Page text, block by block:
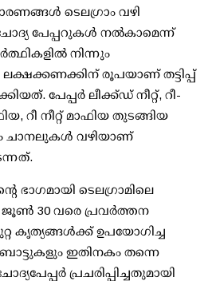
ടെലഗ്രാം വഴി
പേപ്പറുകള്‍ നല്‍കാമെന്ന്
നിന്നും
ലക്ഷക്കണക്കിന് രൂപയാണ് തട്ടിപ്പ്
പേപ്പര്‍ ലീക്ക്ഡ് നീറ്റ്, റീ-
റീ നീറ്റ് മാഫിയ തുടങ്ങിയ
ചാനലുകള്‍ വഴിയാണ്
ഭാഗമായി ടെലഗ്രാമിലെ
ജൂണ്‍ 30 വരെ പ്രവര്‍ത്തന
കൃത്യങ്ങള്‍ക്ക് ഉപയോഗിച്ച
ഇതിനകം തന്നെ
പ്രചരിപ്പിച്ചതുമായി